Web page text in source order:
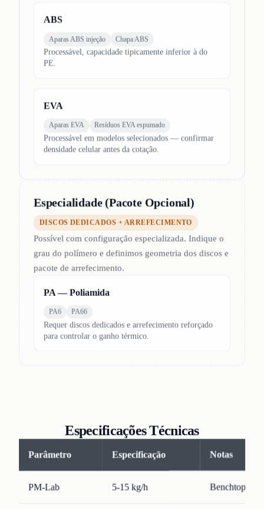
ABS
Aparas ABS injeção Chapa ABS
Processável, capacidade tipicamente inferior à do
PE.
EVA
Aparas EVA Resíduos EVA espumado
Processável em modelos selecionados — confirmar
densidade celular antes da cotação.
Especialidade (Pacote Opcional)
DISCOS DEDICADOS + ARREFECIMENTO
Possível com configuração especializada. Indique o
grau do polímero e definimos geometria dos discos e
pacote de arrefecimento.
PA — Poliamida
PA6 PA66
Requer discos dedicados e arrefecimento reforçado
para controlar o ganho térmico.
Especificações Técnicas
Parâmetro Especificação Notas
PM-Lab 5-15 kg/h Benchtop ·